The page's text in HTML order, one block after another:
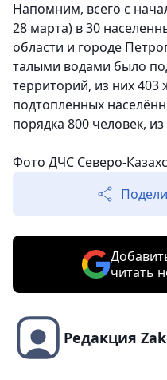
Напомним, всего с
28 марта) в 30
области и городе
талыми водами было
территорий, из них
подтопленных
порядка 800 человек,
Фото ДЧС Северо-
читать
Редакция